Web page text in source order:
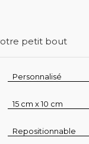
petit bout